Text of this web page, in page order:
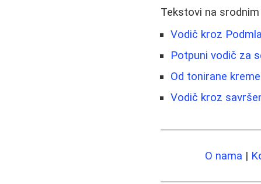
Tekstovi na
Vodič kroz
Potpuni vodič za
Od tonirane
Vodič kroz
O nama |